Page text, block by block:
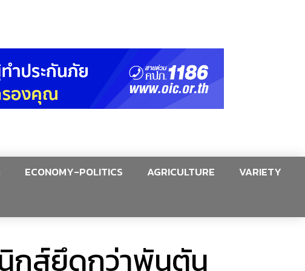
ECONOMY-POLITICS AGRICULTURE
VARIETY
กส์ยึดกว่าพันตัน